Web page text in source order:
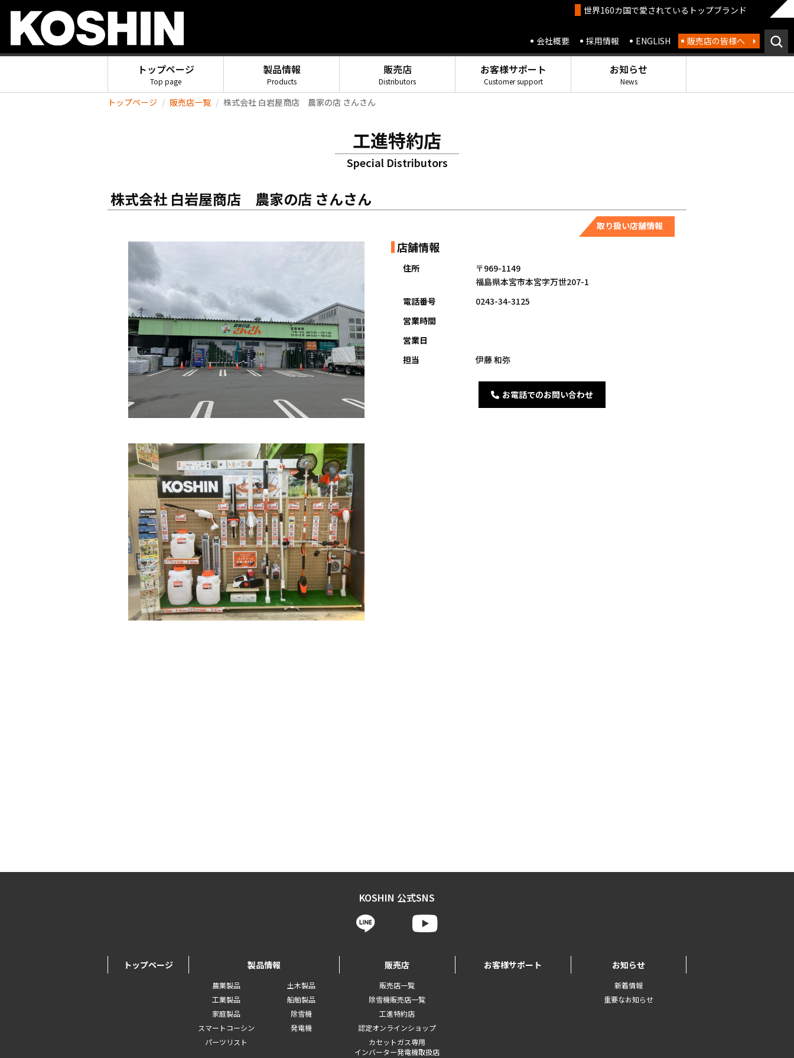
世界160カ国で愛されているトップブランド
会社概要 採用情報 ENGLISH 販売店の皆様へ
トップページ
Top page
製品情報
Products
販売店
Distributors
お客様サポート
Customer support
お知らせ
News
トップページ 販売店一覧 株式会社 白岩屋商店 農家の店 さんさん
工進特約店
Special Distributors
株式会社 白岩屋商店 農家の店 さんさん
取り扱い店舗情報
店舗情報
住所
〒969-1149
福島県本宮市本宮字万世207-1
電話番号
0243-34-3125
営業時間
営業日
担当
伊藤 和弥
お電話でのお問い合わせ
KOSHIN 公式SNS
トップページ 製品情報
農業製品
土木製品
工業製品
船舶製品
家庭製品
除雪機
スマートコーシン
発電機
パーツリスト
販売店
販売店一覧
除雪機販売店一覧
工進特約店
認定オンラインショップ
カセットガス専用
インバーター発電機取扱店
お客様サポート お知らせ
新着情報
重要なお知らせ